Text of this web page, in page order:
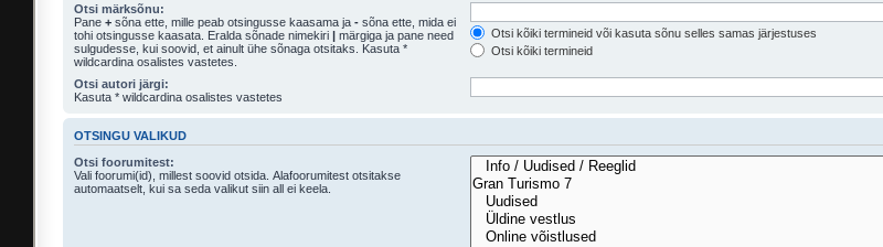
Otsi märksõnu:
Pane + sõna ette, mille peab otsingusse kaasama ja - sõna ette, mida ei
tohi otsingusse kaasata. Eralda sõnade nimekiri | märgiga ja pane need
sulgudesse, kui soovid, et ainult ühe sõnaga otsitaks. Kasuta *
wildcardina osalistes vastetes.
Otsi kõiki termineid või kasuta sõnu selles samas järjestuses
Otsi kõiki termineid
Otsi autori järgi:
Kasuta * wildcardina osalistes vastetes
OTSINGU VALIKUD
Otsi foorumitest:
Vali foorumi(id), millest soovid otsida. Alafoorumitest otsitakse
automaatselt, kui sa seda valikut siin all ei keela.